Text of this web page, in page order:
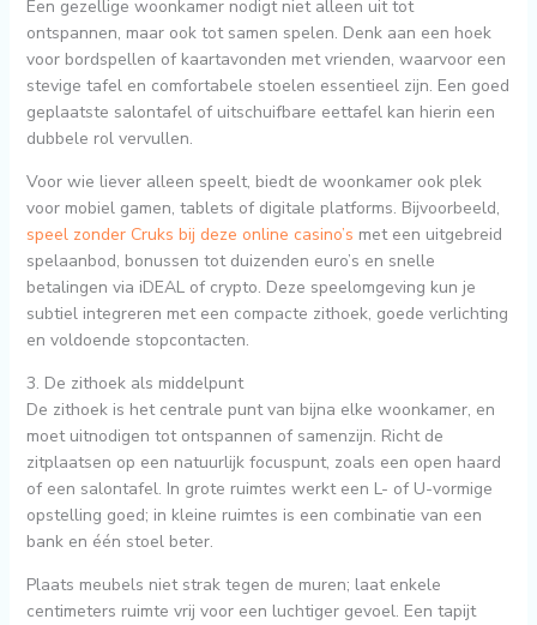
Een gezellige woonkamer nodigt niet alleen uit tot
ontspannen, maar ook tot samen spelen. Denk aan een hoek
voor bordspellen of kaartavonden met vrienden, waarvoor een
stevige tafel en comfortabele stoelen essentieel zijn. Een goed
geplaatste salontafel of uitschuifbare eettafel kan hierin een
dubbele rol vervullen.
Voor wie liever alleen speelt, biedt de woonkamer ook plek
voor mobiel gamen, tablets of digitale platforms. Bijvoorbeeld,
speel zonder Cruks bij deze online casino’s met een uitgebreid
spelaanbod, bonussen tot duizenden euro’s en snelle
betalingen via iDEAL of crypto. Deze speelomgeving kun je
subtiel integreren met een compacte zithoek, goede verlichting
en voldoende stopcontacten.
3. De zithoek als middelpunt
De zithoek is het centrale punt van bijna elke woonkamer, en
moet uitnodigen tot ontspannen of samenzijn. Richt de
zitplaatsen op een natuurlijk focuspunt, zoals een open haard
of een salontafel. In grote ruimtes werkt een L- of U-vormige
opstelling goed; in kleine ruimtes is een combinatie van een
bank en één stoel beter.
Plaats meubels niet strak tegen de muren; laat enkele
centimeters ruimte vrij voor een luchtiger gevoel. Een tapijt